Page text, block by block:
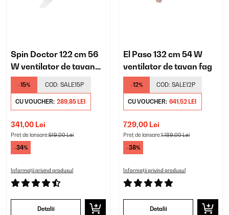
Spin Doctor 122 cm 56
W ventilator de tavan
alb
-15% COD: SALE15P
CU VOUCHER: 289,85 LEI
341,00 Lei
Preț de lansare:519,00 Lei
-34%
Informații privind produsul
Detalii
El Paso 132 cm 54 W
ventilator de tavan fag
-12% COD: SALE12P
CU VOUCHER: 641,52 LEI
729,00 Lei
Preț de lansare:1.189,00 Lei
-38%
Informații privind produsul
Detalii